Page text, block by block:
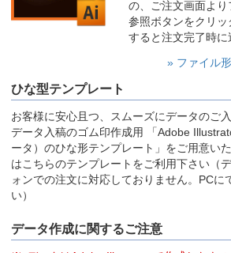
の、ご注文画面より
参照ボタンをクリ
すると注文完了時に
» ファイル
ひな型テンプレート
お客様に安心且つ、スムーズにデータのご
データ入稿のゴム印作成用 「Adobe
ータ）のひな形テンプレート」をご用意い
はこちらのテンプレートをご利用下さい（
ォンでの注文に対応しておりません。PCに
い）
データ作成に関するご注意